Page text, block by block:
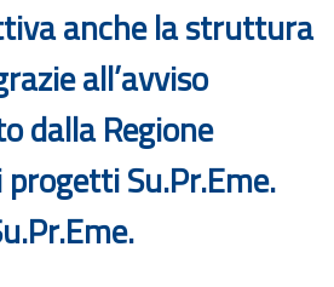
anche la struttura
all’avviso
dalla Regione
Su.Pr.Eme.